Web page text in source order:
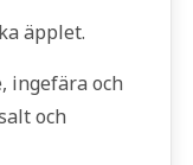
äpplet.
ingefära och
och